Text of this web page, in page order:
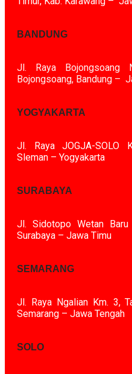
BANDUNG
Jl. Raya Bojongsoang
Bojongsoang, Bandung –
YOGYAKARTA
Jl. Raya JOGJA-SOLO
Sleman – Yogyakarta
SURABAYA
Jl. Sidotopo Wetan
Surabaya – Jawa Timu
SEMARANG
Jl. Raya Ngalian Km. 3,
Semarang – Jawa Tengah
SOLO